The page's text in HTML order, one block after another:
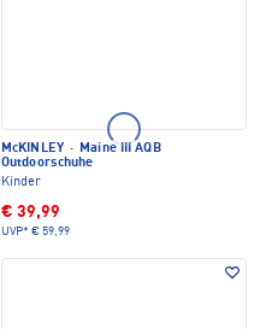
McKINLEY · Maine III AQB
Outdoorschuhe
Kinder
€ 39,99
UVP* € 59,99